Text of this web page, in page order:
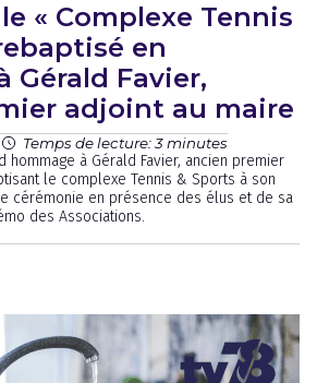
« Complexe Tennis
en
Gérald Favier,
adjoint au maire
Temps de lecture: 3 minutes
hommage à Gérald Favier, ancien premier
le complexe Tennis & Sports à son
cérémonie en présence des élus et de sa
des Associations.